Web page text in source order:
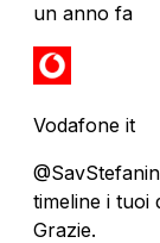
un anno fa
Vodafone it
timeline i tuoi
Grazie.